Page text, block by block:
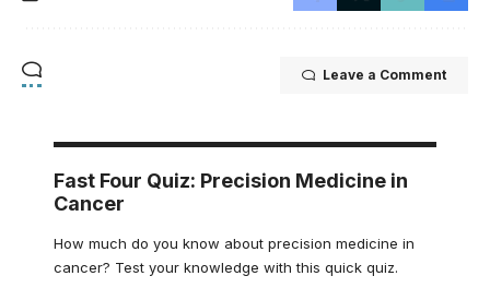
Leave a Comment
Fast Four Quiz: Precision Medicine in
Cancer
How much do you know about precision medicine in
cancer? Test your knowledge with this quick quiz.